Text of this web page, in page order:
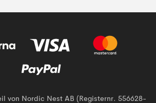
von Nordic Nest AB (Registernr. 556628-